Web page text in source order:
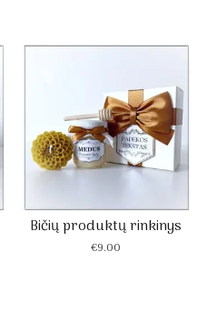
Bičių produktų rinkinys
€9.00